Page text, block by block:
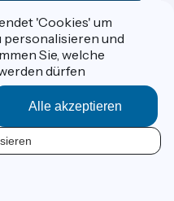
France
'Cookies' um
personalisieren und
Sie, welche
dürfen
Alle akzeptieren